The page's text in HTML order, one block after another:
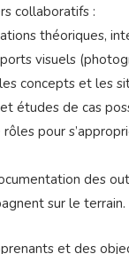
collaboratifs :
théoriques,
visuels
concepts et les
études de cas
pour
des
sur le terrain.
et des